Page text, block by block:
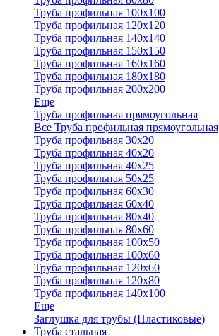
Труба профильная 100x100
Труба профильная 120x120
Труба профильная 140х140
Труба профильная 150х150
Труба профильная 160х160
Труба профильная 180х180
Труба профильная 200х200
Еще
Труба профильная прямоугольная
Все Труба профильная прямоугольная
Труба профильная 30x20
Труба профильная 40х20
Труба профильная 40х25
Труба профильная 50х25
Труба профильная 60х30
Труба профильная 60х40
Труба профильная 80х40
Труба профильная 80х60
Труба профильная 100х50
Труба профильная 100х60
Труба профильная 120х60
Труба профильная 120х80
Труба профильная 140х100
Еще
Заглушка для трубы (Пластиковые)
Труба стальная